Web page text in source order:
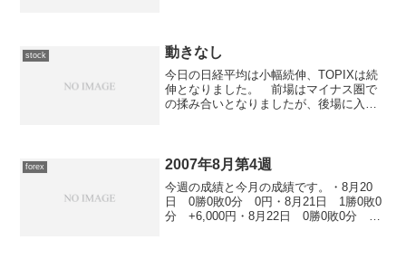
う感じで、プログラム売...
stock 動きなし
今日の日経平均は小幅続伸、TOPIXは続
伸となりました。 前場はマイナス圏で
の揉み合いとなりましたが、後場に入っ
18,146.3...
forex 2007年8月第4週
今週の成績と今月の成績です。・8月20
日 0勝0敗0分 0円・8月21日 1勝0敗0
分 +6,000円・8月22日 0勝0敗0分 0